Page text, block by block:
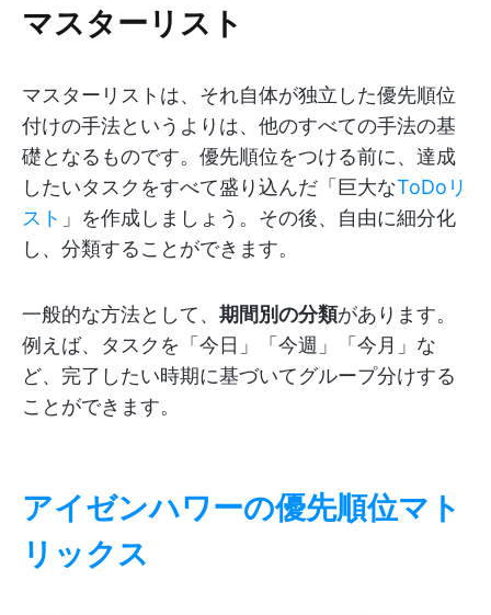
マスターリスト
マスターリストは、それ自体が独立した優先順位
付けの手法というよりは、他のすべての手法の基
礎となるものです。優先順位をつける前に、達成
したいタスクをすべて盛り込んだ「巨大なToDoリ
スト 」を作成しましょう。その後、自由に細分化
し、分類することができます。
一般的な方法として、 期間別の分類があります。
例えば、タスクを「今日」「今週」「今月」な
ど、完了したい時期に基づいてグループ分けする
ことができます。
アイゼンハワーの優先順位マト
リックス